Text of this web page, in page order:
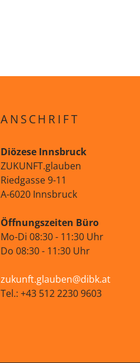
ANSCHRIFT
Diözese Innsbruck
ZUKUNFT.glauben
Riedgasse 9-11
A-6020 Innsbruck
Öffnungszeiten Büro
Mo-Di 08:30 - 11:30 Uhr
Do 08:30 - 11:30 Uhr
zukunft.glauben@dibk.at
Tel.: +43 512 2230 9603